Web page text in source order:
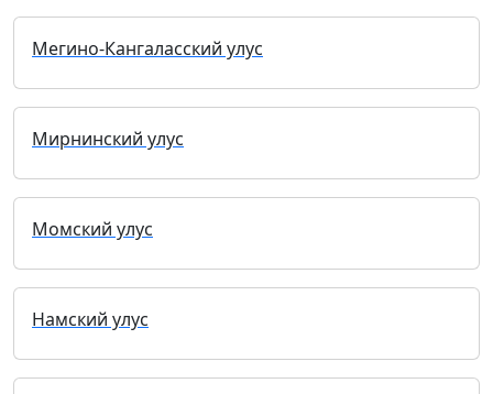
Мегино-Кангаласский улус
Мирнинский улус
Момский улус
Намский улус